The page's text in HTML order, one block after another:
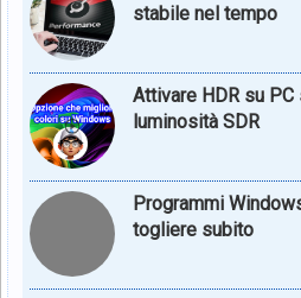
stabile nel tempo
Attivare HDR su
luminosità SDR
Programmi
togliere subito